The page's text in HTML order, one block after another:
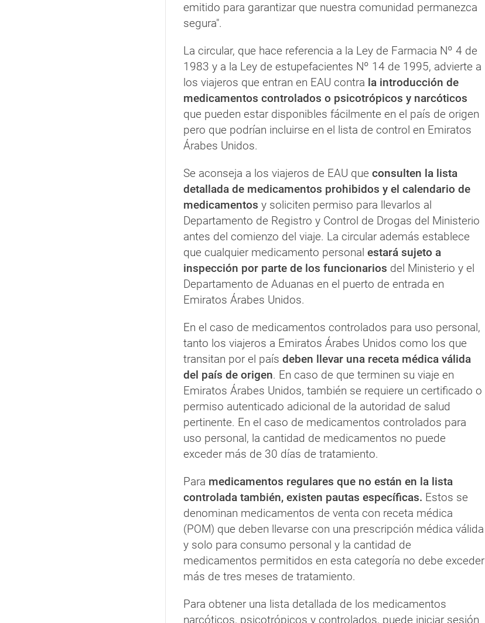
emitido para garantizar que nuestra comunidad permanezca
segura".
La circular, que hace referencia a la Ley de Farmacia Nº 4 de
1983 y a la Ley de estupefacientes Nº 14 de 1995, advierte a
los viajeros que entran en EAU contra la introducción de
medicamentos controlados o psicotrópicos y narcóticos
que pueden estar disponibles fácilmente en el país de origen
pero que podrían incluirse en el lista de control en Emiratos
Árabes Unidos.
Se aconseja a los viajeros de EAU que consulten la lista
detallada de medicamentos prohibidos y el calendario de
medicamentos y soliciten permiso para llevarlos al
Departamento de Registro y Control de Drogas del Ministerio
antes del comienzo del viaje. La circular además establece
que cualquier medicamento personal estará sujeto a
inspección por parte de los funcionarios del Ministerio y el
Departamento de Aduanas en el puerto de entrada en
Emiratos Árabes Unidos.
En el caso de medicamentos controlados para uso personal,
tanto los viajeros a Emiratos Árabes Unidos como los que
transitan por el país deben llevar una receta médica válida
del país de origen. En caso de que terminen su viaje en
Emiratos Árabes Unidos, también se requiere un certificado o
permiso autenticado adicional de la autoridad de salud
pertinente. En el caso de medicamentos controlados para
uso personal, la cantidad de medicamentos no puede
exceder más de 30 días de tratamiento.
Para medicamentos regulares que no están en la lista
controlada también, existen pautas específicas. Estos se
denominan medicamentos de venta con receta médica
(POM) que deben llevarse con una prescripción médica válida
y solo para consumo personal y la cantidad de
medicamentos permitidos en esta categoría no debe exceder
más de tres meses de tratamiento.
Para obtener una lista detallada de los medicamentos
narcóticos, psicotrópicos y controlados, puede iniciar sesión